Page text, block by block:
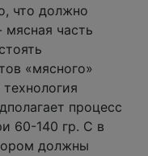
что должно
мясная часть
«мясного»
процесс
60-140 гр. С в
должны